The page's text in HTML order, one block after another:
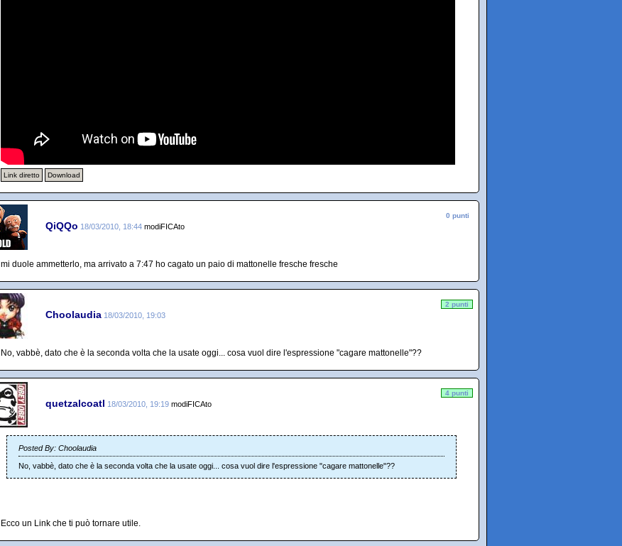
Link diretto Download
QiQQo 18/03/2010, 18:44 modiFICAto
0 punti
mi duole ammetterlo, ma arrivato a 7:47 ho cagato un paio di mattonelle fresche fresche
Choolaudia 18/03/2010, 19:03
2 punti
No, vabbè, dato che è la seconda volta che la usate oggi... cosa vuol dire l'espressione "cagare mattonelle"??
quetzalcoatl 18/03/2010, 19:19 modiFICAto
4 punti
Posted By: Choolaudia
No, vabbè, dato che è la seconda volta che la usate oggi... cosa vuol dire l'espressione "cagare mattonelle"??
Ecco un Link che ti può tornare utile.